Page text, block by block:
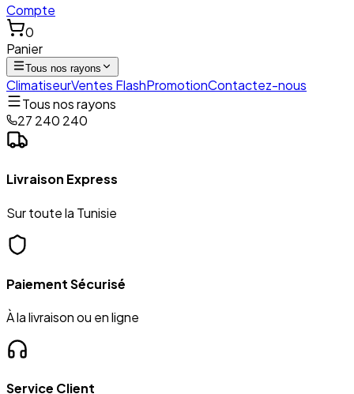
Compte
0
Panier
Tous nos rayons
ClimatiseurVentes FlashPromotionContactez-nous
Tous nos rayons
27 240 240
Livraison Express
Sur toute la Tunisie
Paiement Sécurisé
À la livraison ou en ligne
Service Client